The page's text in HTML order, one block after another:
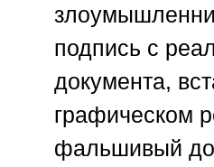
подпись с
документа,
графическом
фальшивый